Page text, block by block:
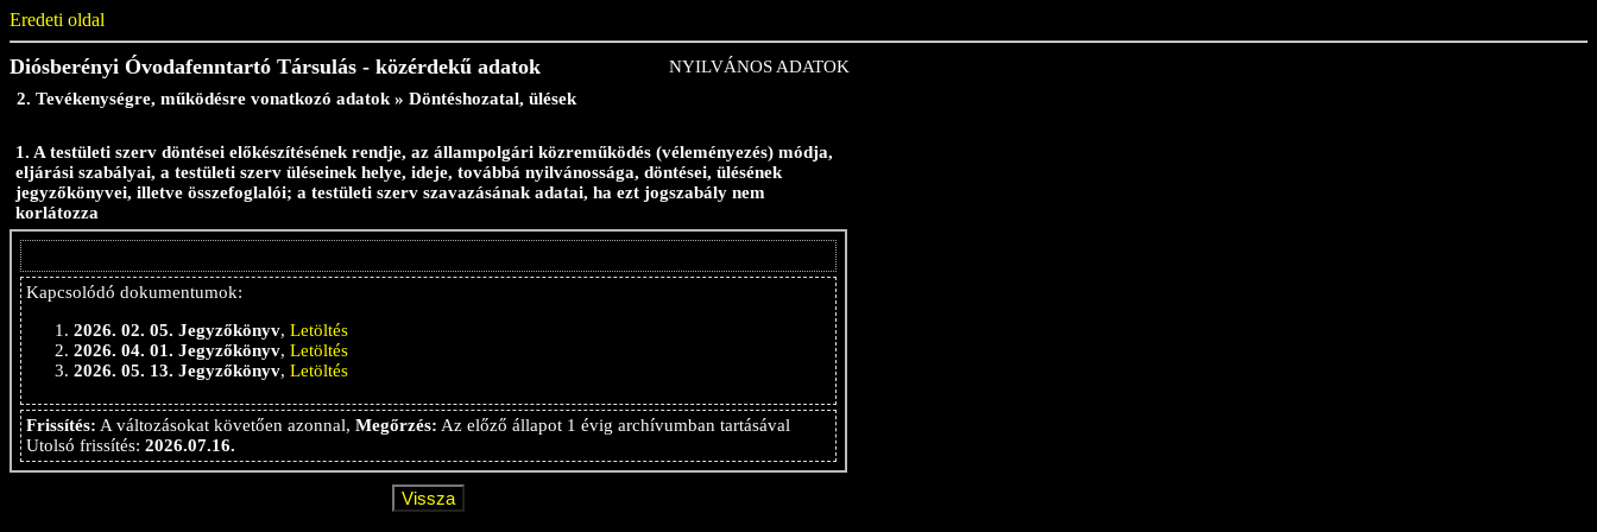
Eredeti oldal
Diósberényi Óvodafenntartó Társulás - közérdekű adatok
NYILVÁNOS ADATOK
2. Tevékenységre, működésre vonatkozó adatok » Döntéshozatal, ülések
1. A testületi szerv döntései előkészítésének rendje, az állampolgári közreműködés (véleményezés) módja,
eljárási szabályai, a testületi szerv üléseinek helye, ideje, továbbá nyilvánossága, döntései, ülésének
jegyzőkönyvei, illetve összefoglalói; a testületi szerv szavazásának adatai, ha ezt jogszabály nem
korlátozza
Kapcsolódó dokumentumok:
2026. 02. 05. Jegyzőkönyv, Letöltés
2026. 04. 01. Jegyzőkönyv, Letöltés
2026. 05. 13. Jegyzőkönyv, Letöltés
Frissítés: A változásokat követően azonnal, Megőrzés: Az előző állapot 1 évig archívumban tartásával
Utolsó frissítés: 2026.07.16.